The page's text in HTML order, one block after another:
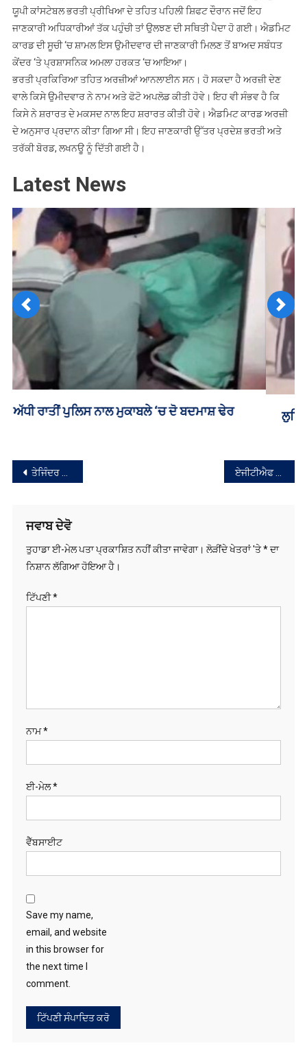
ਯੂਪੀ ਕਾਂਸਟੇਬਲ ਭਰਤੀ ਪ੍ਰੀਖਿਆ ਦੇ ਤਹਿਤ ਪਹਿਲੀ ਸ਼ਿਫਟ ਦੌਰਾਨ ਜਦੋਂ ਇਹ
ਜਾਣਕਾਰੀ ਅਧਿਕਾਰੀਆਂ ਤੱਕ ਪਹੁੰਚੀ ਤਾਂ ਉਲਝਣ ਦੀ ਸਥਿਤੀ ਪੈਦਾ ਹੋ ਗਈ। ਐਡਮਿਟ
ਕਾਰਡ ਦੀ ਸੂਚੀ ‘ਚ ਸ਼ਾਮਲ ਇਸ ਉਮੀਦਵਾਰ ਦੀ ਜਾਣਕਾਰੀ ਮਿਲਣ ਤੋਂ ਬਾਅਦ ਸਬੰਧਤ
ਕੇਂਦਰ ‘ਤੇ ਪ੍ਰਸ਼ਾਸਨਿਕ ਅਮਲਾ ਹਰਕਤ ‘ਚ ਆਇਆ।
ਭਰਤੀ ਪ੍ਰਕਿਰਿਆ ਤਹਿਤ ਅਰਜ਼ੀਆਂ ਆਨਲਾਈਨ ਸਨ। ਹੋ ਸਕਦਾ ਹੈ ਅਰਜ਼ੀ ਦੇਣ
ਵਾਲੇ ਕਿਸੇ ਉਮੀਦਵਾਰ ਨੇ ਨਾਮ ਅਤੇ ਫੋਟੋ ਅਪਲੋਡ ਕੀਤੀ ਹੋਵੇ। ਇਹ ਵੀ ਸੰਭਵ ਹੈ ਕਿ
ਕਿਸੇ ਨੇ ਸ਼ਰਾਰਤ ਦੇ ਮਕਸਦ ਨਾਲ ਇਹ ਸ਼ਰਾਰਤ ਕੀਤੀ ਹੋਵੇ। ਐਡਮਿਟ ਕਾਰਡ ਅਰਜ਼ੀ
ਦੇ ਅਨੁਸਾਰ ਪ੍ਰਦਾਨ ਕੀਤਾ ਗਿਆ ਸੀ। ਇਹ ਜਾਣਕਾਰੀ ਉੱਤਰ ਪ੍ਰਦੇਸ਼ ਭਰਤੀ ਅਤੇ
ਤਰੱਕੀ ਬੋਰਡ, ਲਖਨਊ ਨੂੰ ਦਿੱਤੀ ਗਈ ਹੈ।
Latest News
ਲੁਧਿਆਣਾ ‘ਚ ਕੁੜੀਆਂ ਕਰ ਰਹੀਆਂ ਨਸ਼ਾ ਸਪਲਾਈ, ਵੀਡੀਓ
Previous Next
ਸੰਪਾਦਨਾ
ਤੇਜਿੰਦਰ ਤੂਰ ਤੇ ਹਰਮਿਲਨ ਬੈਂਸ ਨੇ ਏਸ਼ੀਅਨ ਇੰਡੋਰ ਅਥਲੈਟਿਕਸ ਚੈਂਪੀਅਨਸ਼ਿਪ ਵਿੱਚ ਸੋਨ ਤਮਗ਼ੇ ਜਿੱਤੇ
ਜਵਾਬ ਦੇਵੋ
ਤੁਹਾਡਾ ਈ-ਮੇਲ ਪਤਾ ਪ੍ਰਕਾਸ਼ਿਤ ਨਹੀਂ ਕੀਤਾ ਜਾਵੇਗਾ। ਲੋੜੀਂਦੇ ਖੇਤਰਾਂ 'ਤੇ*ਦਾ
ਨਿਸ਼ਾਨ ਲੱਗਿਆ ਹੋਇਆ ਹੈ।
ਟਿੱਪਣੀ*
ਨਾਮ*
ਈ-ਮੇਲ*
ਵੈੱਬਸਾਈਟ
Save my name,
email, and website
in this browser for
the next time I
comment.